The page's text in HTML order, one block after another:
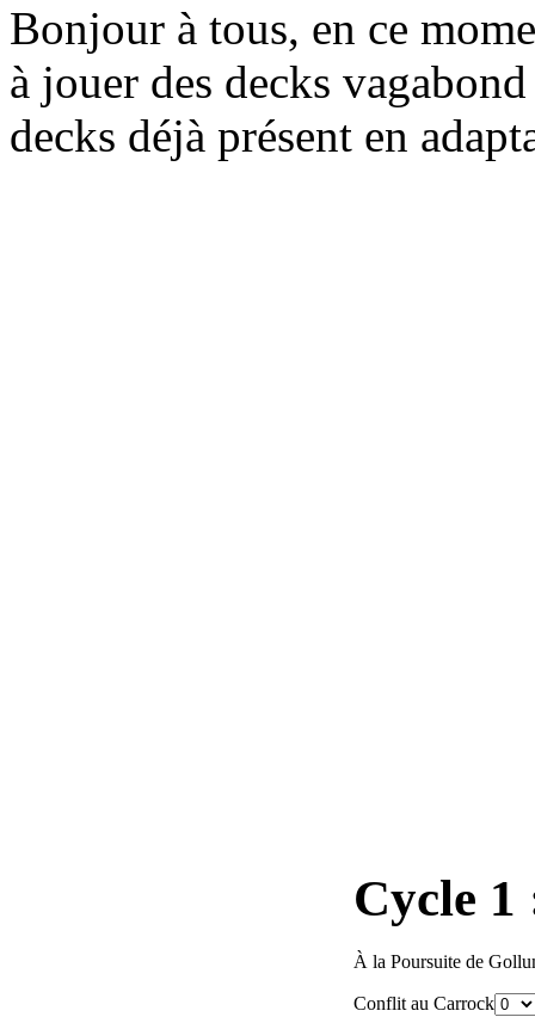
Bonjour à tous, en ce
à jouer des decks
decks déjà présent en
Cycle 1
À la Poursuite de
Conflit au Carrock